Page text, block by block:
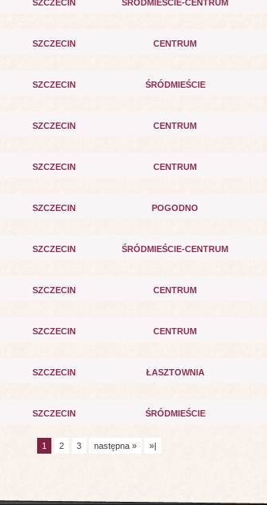
SZCZECIN ŚRÓDMIEŚCIE-CENTRUM
SZCZECIN CENTRUM
SZCZECIN ŚRÓDMIEŚCIE
SZCZECIN CENTRUM
SZCZECIN CENTRUM
SZCZECIN POGODNO
SZCZECIN ŚRÓDMIEŚCIE-CENTRUM
SZCZECIN CENTRUM
SZCZECIN CENTRUM
SZCZECIN ŁASZTOWNIA
SZCZECIN ŚRÓDMIEŚCIE
1 2 3 następna » »|